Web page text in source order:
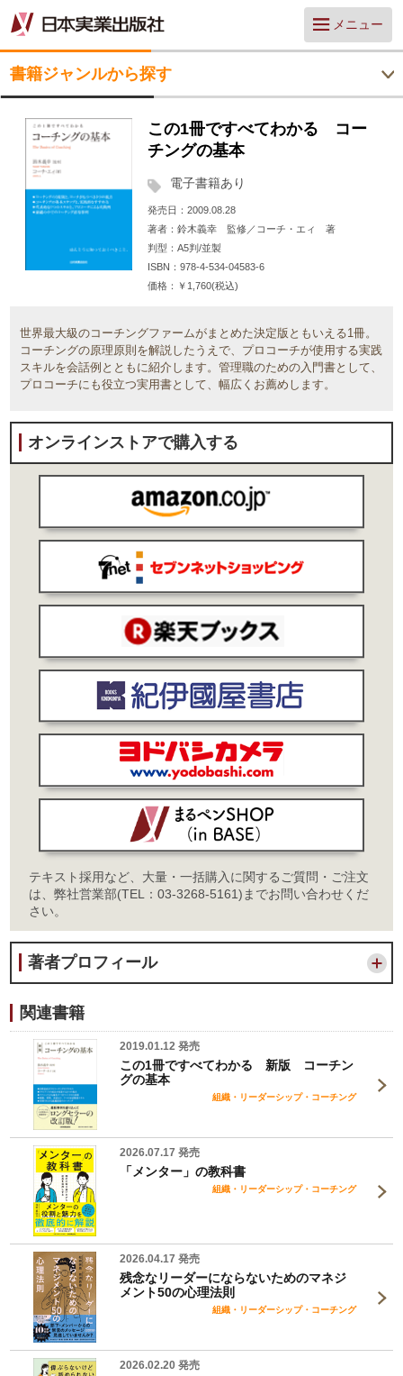
メニュー
書籍ジャンルから探す
この1冊ですべてわかる コー
チングの基本
電子書籍あり
発売日
2009.08.28
著者
鈴木義幸 監修／コーチ・エィ 著
判型
A5判/並製
ISBN
978-4-534-04583-6
価格
￥1,760(税込)
世界最大級のコーチングファームがまとめた決定版ともいえる1冊。
コーチングの原理原則を解説したうえで、プロコーチが使用する実践
スキルを会話例とともに紹介します。管理職のための入門書として、
プロコーチにも役立つ実用書として、幅広くお薦めします。
オンラインストアで購入する
テキスト採用など、大量・一括購入に関するご質問・ご注文
は、弊社営業部(TEL：03-3268-5161)までお問い合わせくだ
さい。
著者プロフィール
関連書籍
2019.01.12 発売
この1冊ですべてわかる 新版 コーチン
グの基本
組織・リーダーシップ・コーチング
2026.07.17 発売
「メンター」の教科書
組織・リーダーシップ・コーチング
2026.04.17 発売
残念なリーダーにならないためのマネジ
メント50の心理法則
組織・リーダーシップ・コーチング
2026.02.20 発売